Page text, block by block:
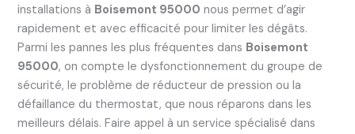
installations à Boisemont 95000 nous permet d’agir
rapidement et avec efficacité pour limiter les dégâts.
Parmi les pannes les plus fréquentes dans Boisemont
95000, on compte le dysfonctionnement du groupe de
sécurité, le problème de réducteur de pression ou la
défaillance du thermostat, que nous réparons dans les
meilleurs délais. Faire appel à un service spécialisé dans